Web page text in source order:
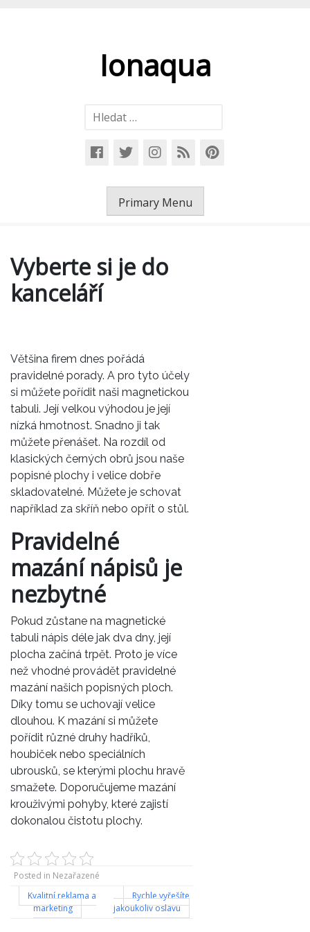
Ionaqua
Vyhledávání
Primary Menu
Vyberte si je do
kanceláří
Většina firem dnes pořádá
pravidelné porady. A pro tyto účely
si můžete pořídit naši magnetickou
tabuli. Její velkou výhodou je její
nízká hmotnost. Snadno ji tak
můžete přenášet. Na rozdíl od
klasických černých obrů jsou naše
popisné plochy i velice dobře
skladovatelné. Můžete je schovat
například za skříň nebo opřít o stůl.
Pravidelné
mazání nápisů je
nezbytné
Pokud zůstane na magnetické
tabuli nápis déle jak dva dny, její
plocha začíná trpět. Proto je více
než vhodné provádět pravidelné
mazání našich popisných ploch.
Díky tomu se uchovají velice
dlouhou. K mazání si můžete
pořídit různé druhy hadříků,
houbiček nebo speciálních
ubrousků, se kterými plochu hravě
smažete. Doporučujeme mazání
krouživými pohyby, které zajistí
dokonalou čistotu plochy.
Posted in Nezařazené
Navigace
Kvalitní reklama a
marketing
Rychle vyřešíte
jakoukoliv oslavu